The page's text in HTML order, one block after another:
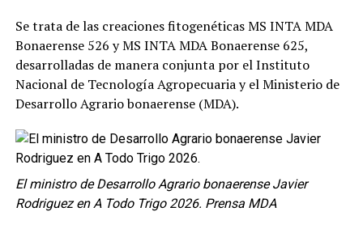
Se trata de las creaciones fitogenéticas MS INTA MDA
Bonaerense 526 y MS INTA MDA Bonaerense 625,
desarrolladas de manera conjunta por el Instituto
Nacional de Tecnología Agropecuaria y el Ministerio de
Desarrollo Agrario bonaerense (MDA).
El ministro de Desarrollo Agrario bonaerense Javier
Rodriguez en A Todo Trigo 2026. Prensa MDA